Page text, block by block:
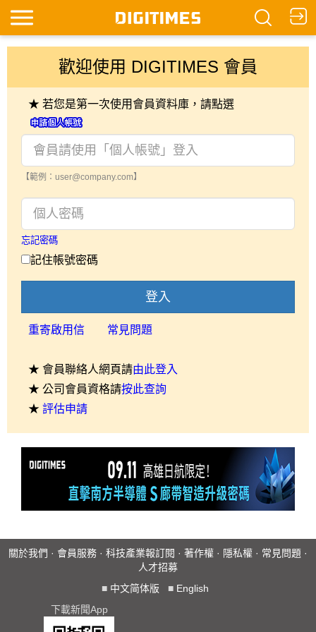
歡迎使用 DIGITIMES 會員
★ 若您是第一次使用會員資料庫，請點選
【範例：user@company.com】
忘記密碼
記住帳號密碼
登入
重寄啟用信 常見問題
★ 會員聯絡人網頁請由此登入
★ 公司會員資格請按此查詢
★ 評估申請
關於我們 · 會員服務 · 科技產業報訂閱 · 著作權 · 隱私權 · 常見問題 ·
人才招募
■ 中文简体版 ■ English
下載新聞App